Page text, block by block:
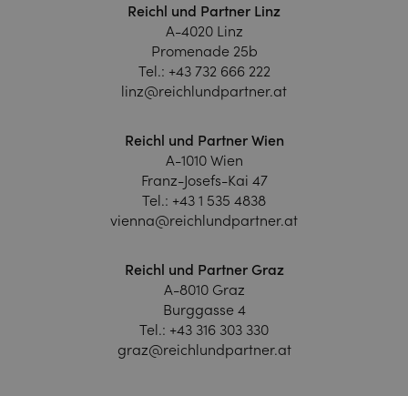
Reichl und Partner Linz
A-4020 Linz
Promenade 25b
Tel.: +43 732 666 222
linz@reichlundpartner.at
Reichl und Partner Wien
A-1010 Wien
Franz-Josefs-Kai 47
Tel.: +43 1 535 4838
vienna@reichlundpartner.at
Reichl und Partner Graz
A-8010 Graz
Burggasse 4
Tel.: +43 316 303 330
graz@reichlundpartner.at